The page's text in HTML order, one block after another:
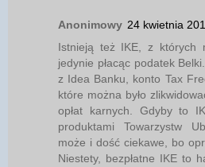
Anonimowy 24 kwietnia
Istnieją też IKE, z których
jedynie płacąc podatek
z Idea Banku, konto Tax
które można było
opłat karnych. Gdyby to
produktami Towarzystw
może i dość ciekawe, bo
Niestety, bezpłatne IKE to